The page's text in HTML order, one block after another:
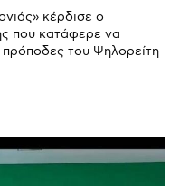
κέρδισε ο
που κατάφερε να
του Ψηλορείτη